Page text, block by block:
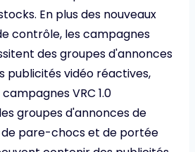
En plus des nouveaux
contrôle, les campagnes
des groupes d'annonces
publicités vidéo réactives,
VRC 1.0
groupes d'annonces de
pare-chocs et de portée